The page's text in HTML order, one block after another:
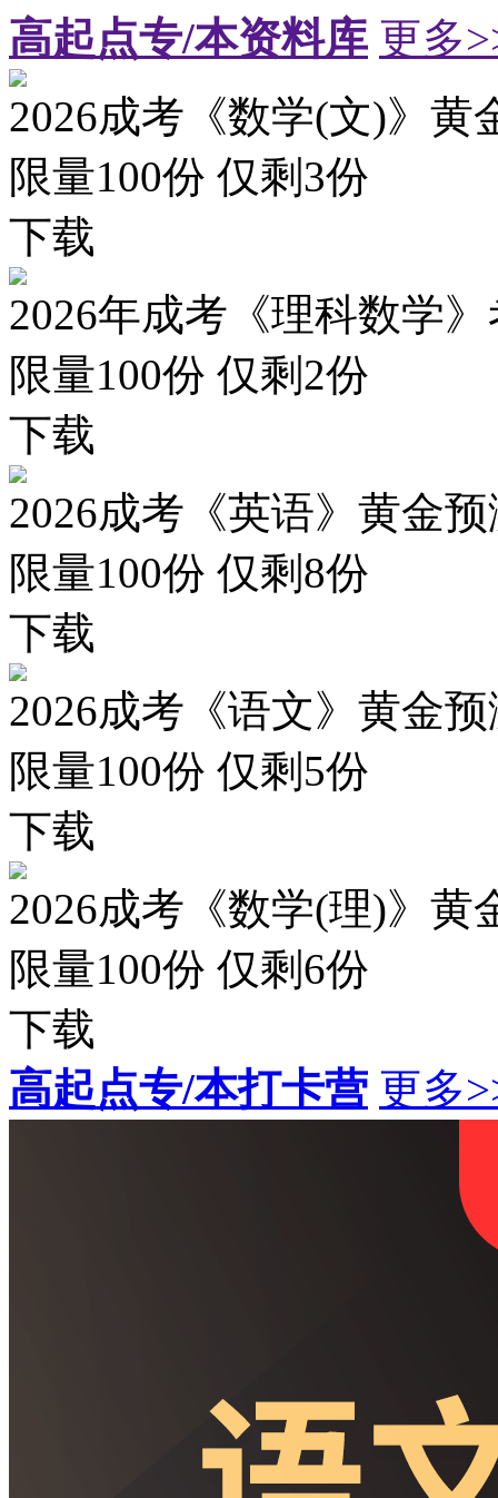
高起点专/本资料库 更多
2026成考《数学(文)》黄
限量100份 仅剩 3份
下载
2026年成考《理科数学
限量100份 仅剩 2份
下载
2026成考《英语》黄金
限量100份 仅剩 8份
下载
2026成考《语文》黄金
限量100份 仅剩 5份
下载
2026成考《数学(理)》黄
限量100份 仅剩 6份
下载
高起点专/本打卡营 更多